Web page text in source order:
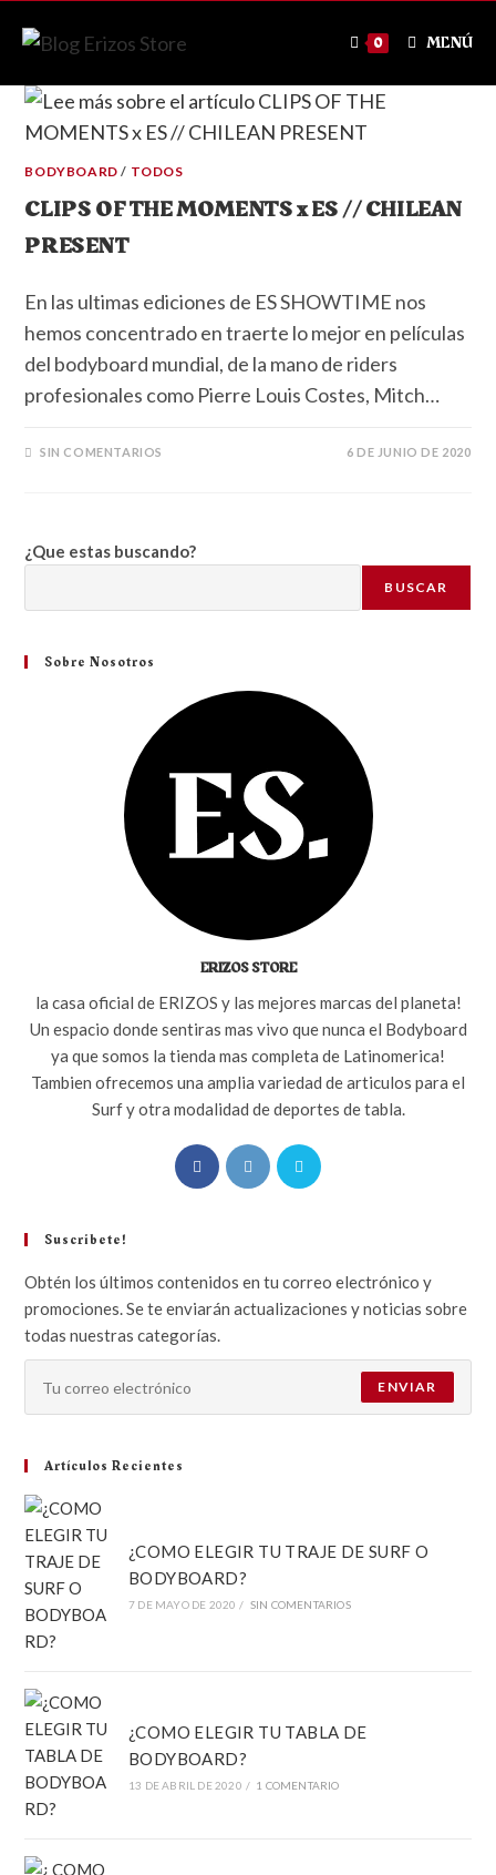
0 MENÚ
BODYBOARD / TODOS
CLIPS OF THE MOMENTS x ES // CHILEAN
PRESENT
En las ultimas ediciones de ES SHOWTIME nos
hemos concentrado en traerte lo mejor en películas
del bodyboard mundial, de la mano de riders
profesionales como Pierre Louis Costes, Mitch…
SIN COMENTARIOS 6 DE JUNIO DE 2020
¿Que estas buscando?
BUSCAR
Sobre Nosotros
ERIZOS STORE
la casa oficial de ERIZOS y las mejores marcas del planeta!
Un espacio donde sentiras mas vivo que nunca el Bodyboard
ya que somos la tienda mas completa de Latinomerica!
Tambien ofrecemos una amplia variedad de articulos para el
Surf y otra modalidad de deportes de tabla.
Suscribete!
Obtén los últimos contenidos en tu correo electrónico y
promociones. Se te enviarán actualizaciones y noticias sobre
todas nuestras categorías.
ENVIAR
Artículos Recientes
¿COMO ELEGIR TU TRAJE DE SURF O
BODYBOARD?
7 DE MAYO DE 2020 / SIN COMENTARIOS
¿COMO ELEGIR TU TABLA DE
BODYBOARD?
13 DE ABRIL DE 2020 / 1 COMENTARIO